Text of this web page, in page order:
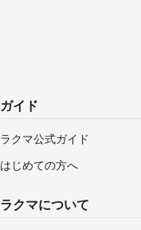
ガイド
ラクマ公式ガイド
はじめての方へ
ラクマについて